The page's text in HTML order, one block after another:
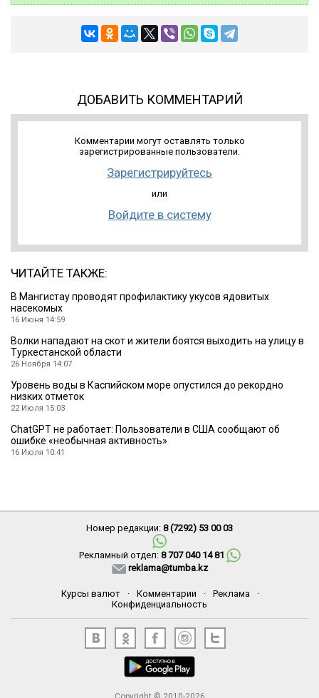
ДОБАВИТЬ КОММЕНТАРИЙ
Комментарии могут оставлять только
зарегистрированные пользователи.
Зарегистрируйтесь
или
Войдите в систему
ЧИТАЙТЕ ТАКЖЕ:
В Мангистау проводят профилактику укусов ядовитых
насекомых
16 Июня 14:59
Волки нападают на скот и жители боятся выходить на улицу в
Туркестанской области
26 Ноября 14:07
Уровень воды в Каспийском море опустился до рекордно
низких отметок
22 Июля 15:03
ChatGPT не работает: Пользователи в США сообщают об
ошибке «необычная активность»
16 Июля 10:41
Номер редакции: 8 (7292) 53 00 03
Рекламный отдел: 8 707 040 14 81
reklama@tumba.kz
Курсы валют · Комментарии · Реклама
·
Конфиденциальность